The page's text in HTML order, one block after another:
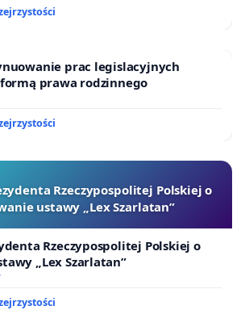
prac legislacyjnych
prawa rodzinnego
Rzeczypospolitej Polskiej o
ustawy „Lex Szarlatan”
Rzeczypospolitej Polskiej o
„Lex Szarlatan”